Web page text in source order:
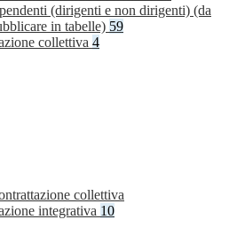
(dirigenti e non dirigenti) (da
in tabelle) 59
collettiva 4
collettiva
integrativa 10